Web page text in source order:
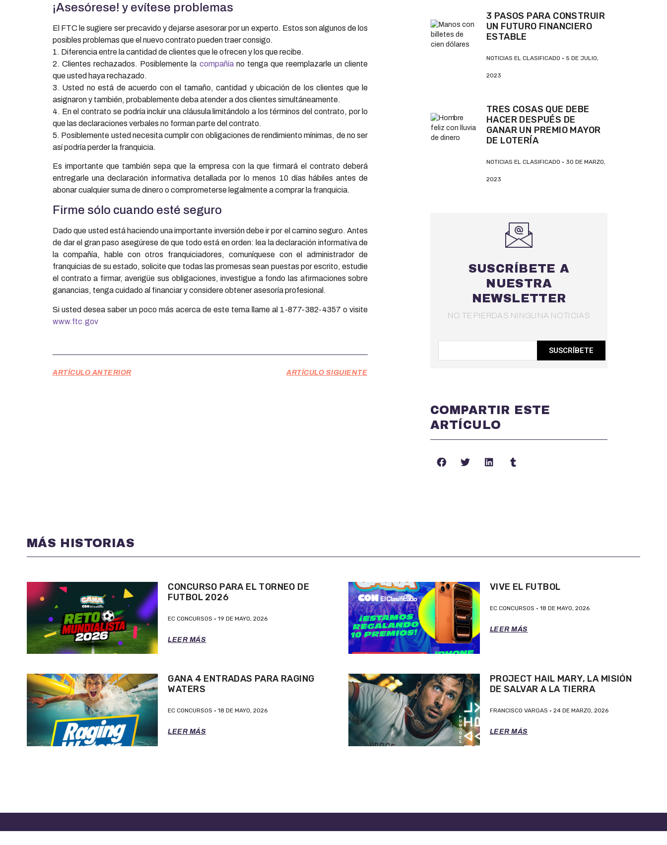
¡Asesórese! y evítese problemas
El FTC le sugiere ser precavido y dejarse asesorar por un experto. Estos son algunos de los
posibles problemas que el nuevo contrato pueden traer consigo.
1. Diferencia entre la cantidad de clientes que le ofrecen y los que recibe.
2. Clientes rechazados. Posiblemente la compañía no tenga que reemplazarle un cliente
que usted haya rechazado.
3. Usted no está de acuerdo con el tamaño, cantidad y ubicación de los clientes que le
asignaron y también, probablemente deba atender a dos clientes simultáneamente.
4. En el contrato se podría incluir una cláusula limitándolo a los términos del contrato, por lo
que las declaraciones verbales no forman parte del contrato.
5. Posiblemente usted necesita cumplir con obligaciones de rendimiento mínimas, de no ser
así podría perder la franquicia.
Es importante que también sepa que la empresa con la que firmará el contrato deberá
entregarle una declaración informativa detallada por lo menos 10 días hábiles antes de
abonar cualquier suma de dinero o comprometerse legalmente a comprar la franquicia.
Firme sólo cuando esté seguro
Dado que usted está haciendo una importante inversión debe ir por el camino seguro. Antes
de dar el gran paso asegúrese de que todo está en orden: lea la declaración informativa de
la compañía, hable con otros franquiciadores, comuníquese con el administrador de
franquicias de su estado, solicite que todas las promesas sean puestas por escrito, estudie
el contrato a firmar, averigüe sus obligaciones, investigue a fondo las afirmaciones sobre
ganancias, tenga cuidado al financiar y considere obtener asesoría profesional.
Si usted desea saber un poco más acerca de este tema llame al 1-877-382-4357 o visite
www.ftc.gov
ARTÍCULO ANTERIOR ARTÍCULO SIGUIENTE
3 PASOS PARA CONSTRUIR
UN FUTURO FINANCIERO
ESTABLE
NOTICIAS EL CLASIFICADO 5 DE JULIO,
2023
TRES COSAS QUE DEBE
HACER DESPUÉS DE
GANAR UN PREMIO MAYOR
DE LOTERÍA
NOTICIAS EL CLASIFICADO 30 DE MARZO,
2023
SUSCRÍBETE A
NUESTRA
NEWSLETTER
NO TE PIERDAS NINGUNA NOTICIAS
SUSCRÍBETE
COMPARTIR ESTE
ARTÍCULO
MÁS HISTORIAS
CONCURSO PARA EL TORNEO DE
FUTBOL 2026
EC CONCURSOS 19 DE MAYO, 2026
LEER MÁS
VIVE EL FUTBOL
EC CONCURSOS 18 DE MAYO, 2026
LEER MÁS
GANA 4 ENTRADAS PARA RAGING
WATERS
EC CONCURSOS 18 DE MAYO, 2026
LEER MÁS
PROJECT HAIL MARY, LA MISIÓN
DE SALVAR A LA TIERRA
FRANCISCO VARGAS 24 DE MARZO, 2026
LEER MÁS